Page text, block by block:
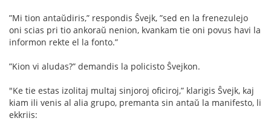
”Mi tion antaŭdiris,” respondis Ŝvejk, ”sed en la frenezulejo
oni scias pri tio ankoraŭ nenion, kvankam tie oni povus havi la
informon rekte el la fonto.”
”Kion vi aludas?” demandis la policisto Ŝvejkon.
"Ke tie estas izolitaj multaj sinjoroj oﬁciroj,” klarigis Ŝvejk, kaj
kiam ili venis al alia grupo, premanta sin antaŭ la manifesto, li
ekkriis: